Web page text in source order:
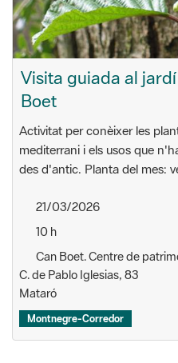
Visita guiada al
Boet
Activitat per conèixer les
mediterrani i els usos que
des d'antic. Planta del mes:
21/03/2026
10 h
Can Boet. Centre de
Mataró
Montnegre-Corredor